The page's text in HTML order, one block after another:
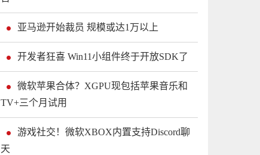
亚马逊开始裁员 规模或达1万以上
开发者狂喜 Win11小组件终于开放SDK了
微软苹果合体？XGPU现包括苹果音乐和
TV+三个月试用
游戏社交！微软XBOX内置支持Discord聊
天